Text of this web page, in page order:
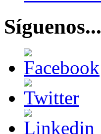
Síguenos...